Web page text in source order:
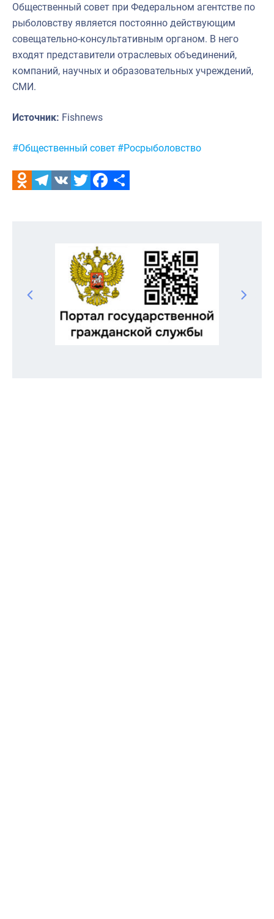
Общественный совет при Федеральном агентстве по
рыболовству является постоянно действующим
совещательно-консультативным органом. В него
входят представители отраслевых объединений,
компаний, научных и образовательных учреждений,
СМИ.
Источник: Fishnews
Метки:
#Общественный совет #Росрыболовство